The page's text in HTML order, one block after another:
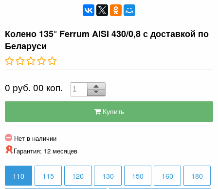
Колено 135° Ferrum AISI 430/0,8 с доставкой по
Беларуси
0 руб. 00 коп.
Купить
Нет в наличии
Гарантия: 12 месяцев
110 115 120 130 150 160 180